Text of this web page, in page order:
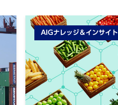
AIGナレッジ＆インサイト